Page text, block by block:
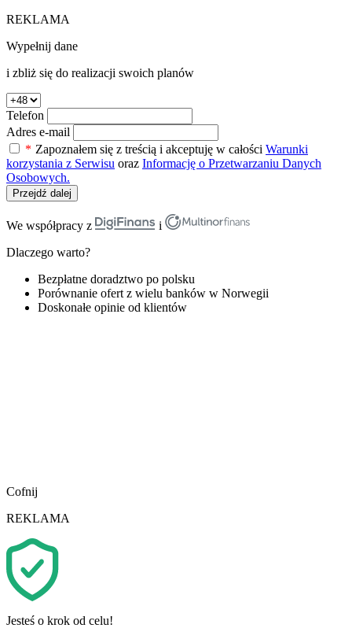
REKLAMA
Wypełnij dane
i zbliż się do realizacji swoich planów
Telefon
Adres e-mail
* Zapoznałem się z treścią i akceptuję w całości Warunki
korzystania z Serwisu oraz Informację o Przetwarzaniu Danych
Osobowych.
Przejdź dalej
We współpracy z
i
Dlaczego warto?
Bezpłatne doradztwo po polsku
Porównanie ofert z wielu banków w Norwegii
Doskonałe opinie od klientów
Cofnij
REKLAMA
Jesteś o krok od celu!